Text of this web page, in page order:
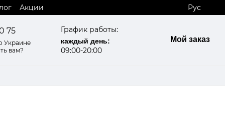
Акции
Рус
75
Украине
вам?
График работы:
каждый день:
09:00-20:00
Мой заказ